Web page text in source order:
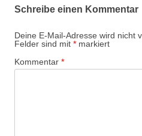
Schreibe einen Kommentar
Deine E-Mail-Adresse wird nicht
Felder sind mit * markiert
Kommentar *